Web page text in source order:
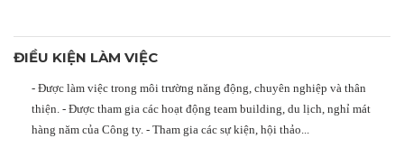
ĐIỀU KIỆN LÀM VIỆC
- Được làm việc trong môi trường năng động, chuyên nghiệp và thân
thiện. - Được tham gia các hoạt động team building, du lịch, nghỉ mát
hàng năm của Công ty. - Tham gia các sự kiện, hội thảo...